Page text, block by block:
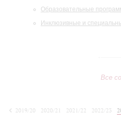
Образовательные
Инклюзивные и
Все
2019/20
2020/21 2021/22 2022/23